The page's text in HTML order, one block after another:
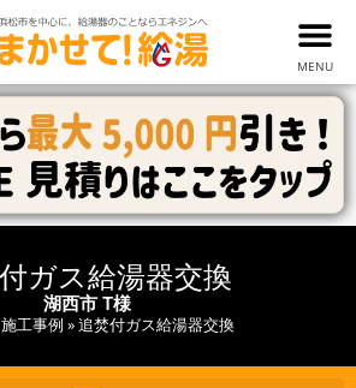
MENU
ガス給湯器交換
湖西市 T様
施工事例 »追焚付ガス給湯器交換